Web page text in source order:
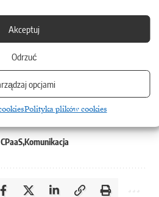
Akceptuj
Odrzuć
opcjami
Polityka plików cookies
ta perspektywa
dziś rolę i znaczenie
w cyfrowym
biznesowym.
CPaaSKomunikacja